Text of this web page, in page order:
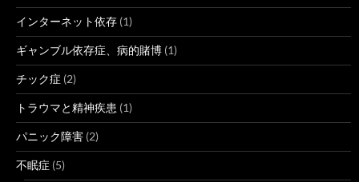
インターネット依存 (1)
ギャンブル依存症、病的賭博 (1)
チック症 (2)
トラウマと精神疾患 (1)
パニック障害 (2)
不眠症 (5)